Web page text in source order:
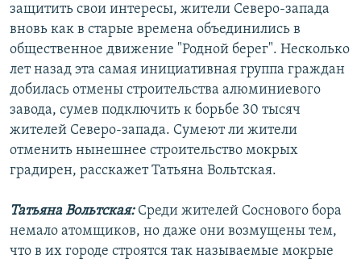
защитить свои интересы, жители Северо-запада
вновь как в старые времена объединились в
общественное движение "Родной берег". Несколько
лет назад эта самая инициативная группа граждан
добилась отмены строительства алюминиевого
завода, сумев подключить к борьбе 30 тысяч
жителей Северо-запада. Сумеют ли жители
отменить нынешнее строительство мокрых
градирен, расскажет Татьяна Вольтская.
Татьяна Вольтская: Среди жителей Соснового бора
немало атомщиков, но даже они возмущены тем,
что в их городе строятся так называемые мокрые